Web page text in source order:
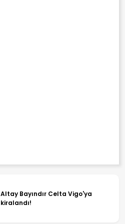
Altay Bayındır Celta Vigo'ya
kiralandı!